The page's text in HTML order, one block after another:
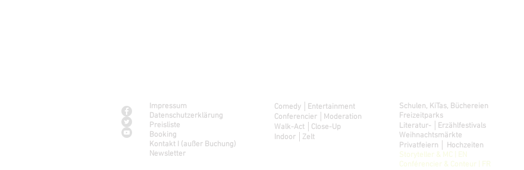
Impressum
Datenschutzerklärung
Preisliste
Booking
Kontakt I (außer Buchung)
Newsletter
Comedy │Entertainment
Conferencier │Moderation
Walk-Act │Close-Up
Indoor │Zelt
Schulen, KiTas, Büchereien
Freizeitparks
Literatur- │Erzählfestivals
Weihnachtsmärkte
Privatfeiern │ Hochzeiten
Storyteller & MC | EN
Conférencier & Conteur | FR